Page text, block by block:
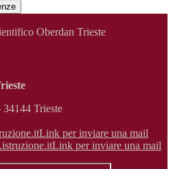
Oberdan Trieste
34144 Trieste
Link per inviare una mail
Link per inviare una mail